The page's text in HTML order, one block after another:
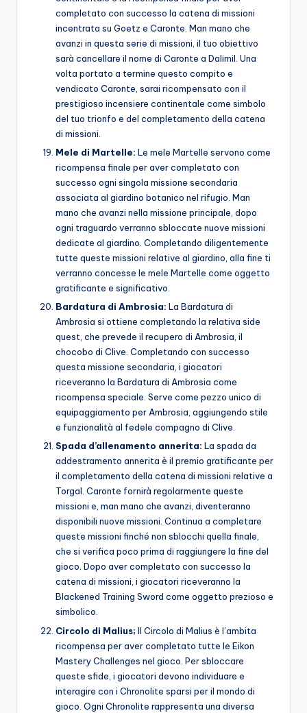
completato con successo la catena di missioni
incentrata su Goetz e Caronte. Man mano che
avanzi in questa serie di missioni, il tuo obiettivo
sarà cancellare il nome di Caronte a Dalimil. Una
volta portato a termine questo compito e
vendicato Caronte, sarai ricompensato con il
prestigioso incensiere continentale come simbolo
del tuo trionfo e del completamento della catena
di missioni.
Mele di Martelle: Le mele Martelle servono come
ricompensa finale per aver completato con
successo ogni singola missione secondaria
associata al giardino botanico nel rifugio. Man
mano che avanzi nella missione principale, dopo
ogni traguardo verranno sbloccate nuove missioni
dedicate al giardino. Completando diligentemente
tutte queste missioni relative al giardino, alla fine ti
verranno concesse le mele Martelle come oggetto
gratificante e significativo.
Bardatura di Ambrosia: La Bardatura di
Ambrosia si ottiene completando la relativa side
quest, che prevede il recupero di Ambrosia, il
chocobo di Clive. Completando con successo
questa missione secondaria, i giocatori
riceveranno la Bardatura di Ambrosia come
ricompensa speciale. Serve come pezzo unico di
equipaggiamento per Ambrosia, aggiungendo stile
e funzionalità al fedele compagno di Clive.
Spada d’allenamento annerita: La spada da
addestramento annerita è il premio gratificante per
il completamento della catena di missioni relative a
Torgal. Caronte fornirà regolarmente queste
missioni e, man mano che avanzi, diventeranno
disponibili nuove missioni. Continua a completare
queste missioni finché non sblocchi quella finale,
che si verifica poco prima di raggiungere la fine del
gioco. Dopo aver completato con successo la
catena di missioni, i giocatori riceveranno la
Blackened Training Sword come oggetto prezioso e
simbolico.
Circolo di Malius; Il Circolo di Malius è l’ambita
ricompensa per aver completato tutte le Eikon
Mastery Challenges nel gioco. Per sbloccare
queste sfide, i giocatori devono individuare e
interagire con i Chronolite sparsi per il mondo di
gioco. Ogni Chronolite rappresenta una diversa